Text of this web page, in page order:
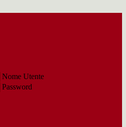
Nome Utente
Password